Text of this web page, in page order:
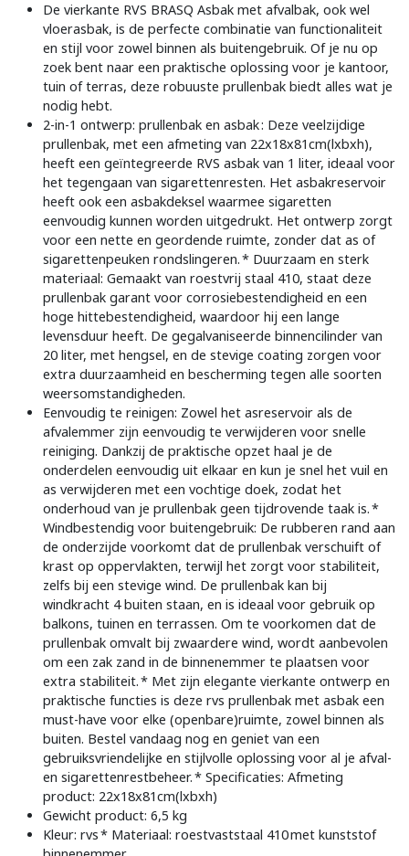
De vierkante RVS BRASQ Asbak met afvalbak, ook wel
vloerasbak, is de perfecte combinatie van functionaliteit
en stijl voor zowel binnen als buitengebruik. Of je nu op
zoek bent naar een praktische oplossing voor je kantoor,
tuin of terras, deze robuuste prullenbak biedt alles wat je
nodig hebt.
2-in-1 ontwerp: prullenbak en asbak : Deze veelzijdige
prullenbak, met een afmeting van 22x18x81cm(lxbxh),
heeft een geïntegreerde RVS asbak van 1 liter, ideaal voor
het tegengaan van sigarettenresten. Het asbakreservoir
heeft ook een asbakdeksel waarmee sigaretten
eenvoudig kunnen worden uitgedrukt. Het ontwerp zorgt
voor een nette en geordende ruimte, zonder dat as of
sigarettenpeuken rondslingeren. * Duurzaam en sterk
materiaal: Gemaakt van roestvrij staal 410, staat deze
prullenbak garant voor corrosiebestendigheid en een
hoge hittebestendigheid, waardoor hij een lange
levensduur heeft. De gegalvaniseerde binnencilinder van
20 liter, met hengsel, en de stevige coating zorgen voor
extra duurzaamheid en bescherming tegen alle soorten
weersomstandigheden.
Eenvoudig te reinigen: Zowel het asreservoir als de
afvalemmer zijn eenvoudig te verwijderen voor snelle
reiniging. Dankzij de praktische opzet haal je de
onderdelen eenvoudig uit elkaar en kun je snel het vuil en
as verwijderen met een vochtige doek, zodat het
onderhoud van je prullenbak geen tijdrovende taak is. *
Windbestendig voor buitengebruik: De rubberen rand aan
de onderzijde voorkomt dat de prullenbak verschuift of
krast op oppervlakten, terwijl het zorgt voor stabiliteit,
zelfs bij een stevige wind. De prullenbak kan bij
windkracht 4 buiten staan, en is ideaal voor gebruik op
balkons, tuinen en terrassen. Om te voorkomen dat de
prullenbak omvalt bij zwaardere wind, wordt aanbevolen
om een zak zand in de binnenemmer te plaatsen voor
extra stabiliteit. * Met zijn elegante vierkante ontwerp en
praktische functies is deze rvs prullenbak met asbak een
must-have voor elke (openbare)ruimte, zowel binnen als
buiten. Bestel vandaag nog en geniet van een
gebruiksvriendelijke en stijlvolle oplossing voor al je afval-
en sigarettenrestbeheer. * Specificaties: Afmeting
product: 22x18x81cm(lxbxh)
Gewicht product: 6,5 kg
Kleur: rvs * Materiaal: roestvaststaal 410 met kunststof